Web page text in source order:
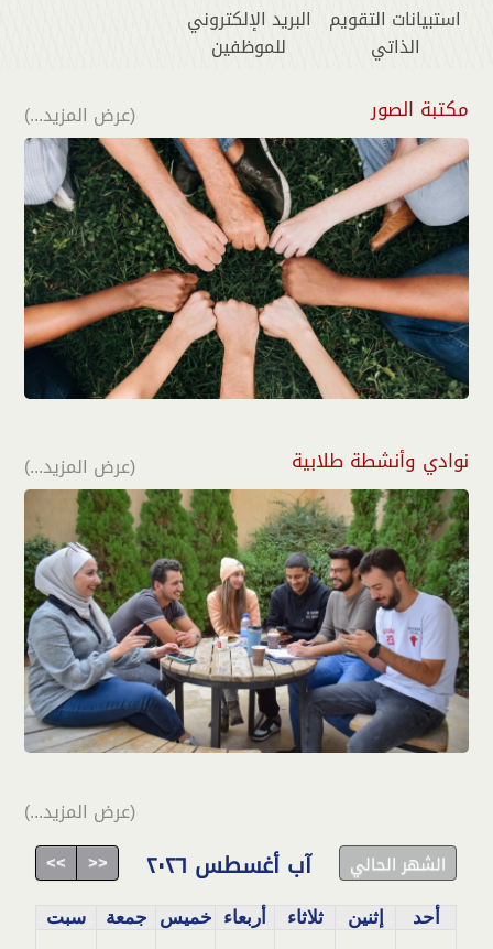
استبيانات التقويم
الذاتي
البريد الإلكتروني
للموظفين
مكتبة الصور (عرض المزيد...)
نوادي وأنشطة طلابية (عرض المزيد...)
(عرض المزيد...)